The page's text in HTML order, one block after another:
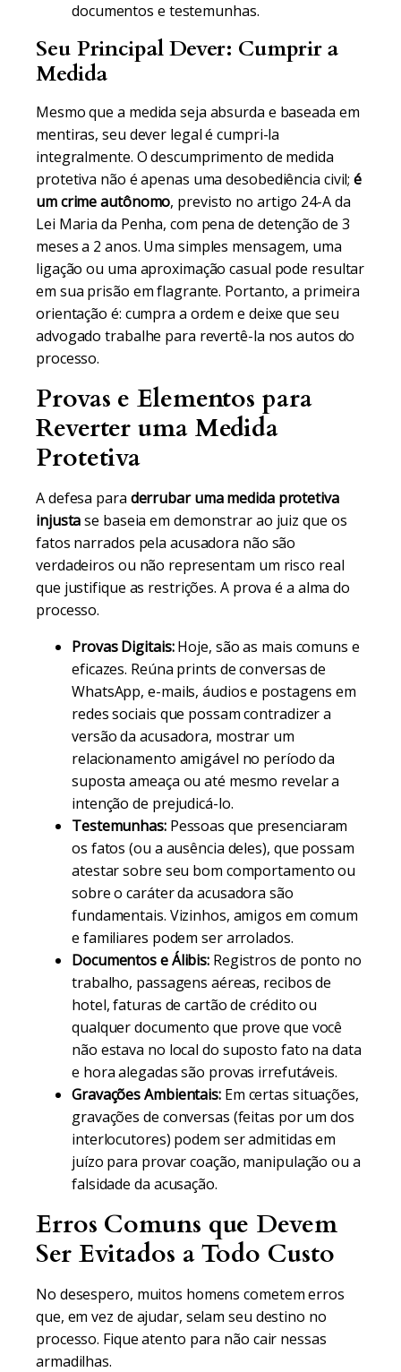
documentos e testemunhas.
Seu Principal Dever: Cumprir a
Medida
Mesmo que a medida seja absurda e baseada em
mentiras, seu dever legal é cumpri-la
integralmente. O descumprimento de medida
protetiva não é apenas uma desobediência civil;é
um crime autônomo, previsto no artigo 24-A da
Lei Maria da Penha, com pena de detenção de 3
meses a 2 anos. Uma simples mensagem, uma
ligação ou uma aproximação casual pode resultar
em sua prisão em flagrante. Portanto, a primeira
orientação é: cumpra a ordem e deixe que seu
advogado trabalhe para revertê-la nos autos do
processo.
Provas e Elementos para
Reverter uma Medida
Protetiva
A defesa para derrubar uma medida protetiva
injustase baseia em demonstrar ao juiz que os
fatos narrados pela acusadora não são
verdadeiros ou não representam um risco real
que justifique as restrições. A prova é a alma do
processo.
Provas Digitais:Hoje, são as mais comuns e
eficazes. Reúna prints de conversas de
WhatsApp, e-mails, áudios e postagens em
redes sociais que possam contradizer a
versão da acusadora, mostrar um
relacionamento amigável no período da
suposta ameaça ou até mesmo revelar a
intenção de prejudicá-lo.
Testemunhas:Pessoas que presenciaram
os fatos (ou a ausência deles), que possam
atestar sobre seu bom comportamento ou
sobre o caráter da acusadora são
fundamentais. Vizinhos, amigos em comum
e familiares podem ser arrolados.
Documentos e Álibis: Registros de ponto no
trabalho, passagens aéreas, recibos de
hotel, faturas de cartão de crédito ou
qualquer documento que prove que você
não estava no local do suposto fato na data
e hora alegadas são provas irrefutáveis.
Gravações Ambientais:Em certas situações,
gravações de conversas (feitas por um dos
interlocutores) podem ser admitidas em
juízo para provar coação, manipulação ou a
falsidade da acusação.
Erros Comuns que Devem
Ser Evitados a Todo Custo
No desespero, muitos homens cometem erros
que, em vez de ajudar, selam seu destino no
processo. Fique atento para não cair nessas
armadilhas.